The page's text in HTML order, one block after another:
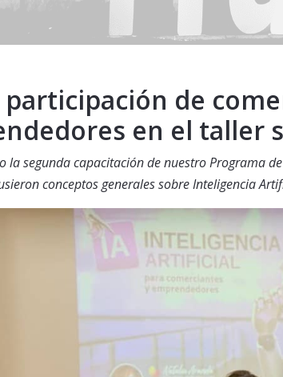
participación de
en el taller
la segunda capacitación de nuestro Programa
conceptos generales sobre Inteligencia